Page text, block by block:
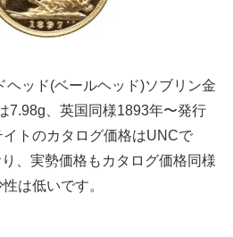
ヘッド(ベールヘッド)ソブリン金
7.98g、英国同様1893年〜発行
トのカタログ価格はUNCで
、実勢価格もカタログ価格同様
は低いです。